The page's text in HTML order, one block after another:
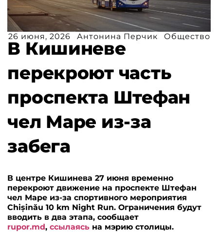
26 июня, 2026 Антонина Перчик Общество
В Кишиневе
перекроют часть
проспекта Штефан
чел Маре из-за
забега
В центре Кишинева 27 июня временно
перекроют движение на проспекте Штефан
чел Маре из-за спортивного мероприятия
Chișinău 10 km Night Run. Ограничения будут
вводить в два этапа, сообщает
rupor.md,ссылаясь на мэрию столицы.